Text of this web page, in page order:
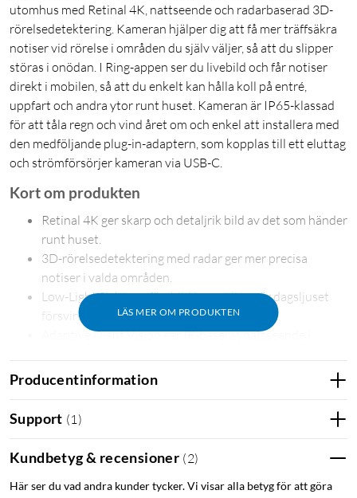
utomhus med Retinal 4K, nattseende och radarbaserad 3D-
rörelsedetektering. Kameran hjälper dig att få mer träffsäkra
notiser vid rörelse i områden du själv väljer, så att du slipper
störas i onödan. I Ring-appen ser du livebild och får notiser
direkt i mobilen, så att du enkelt kan hålla koll på entré,
uppfart och andra ytor runt huset. Kameran är IP65-klassad
för att tåla regn och vind året om och enkel att installera med
den medföljande plug-in-adaptern, som kopplas till ett eluttag
och strömförsörjer kameran via USB-C.
LÄS MER OM PRODUKTEN
Kort om produkten
Retinal 4K ger skarp och detaljrik bild av det som händer
runt huset.
3D-rörelsedetektering med radar ger mer precisa
notiser i valda områden.
Low-Light Sight ger färgbild i svagt ljus när dagsljuset
försvinner.
Adaptive Night Vision ger IR-baserat nattseende i
Upp till 10x zoom gör det lättare att kontrollera detaljer
Tvåvägsljud låter dig höra och prata med personer via
appen.
En fjärraktiverad siren ger extra trygghet när du vill
reagera direkt.
IP65-klassning gör kameran tålig för utomhusbruk året
Producentinformation
Support (1)
Kundbetyg & recensioner (2)
Här ser du vad andra kunder tycker. Vi visar alla betyg för att göra